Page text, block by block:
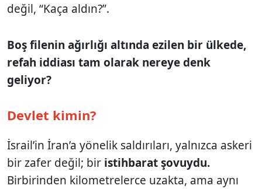
değil, “Kaça aldın?”.
Boş filenin ağırlığı altında ezilen bir ülkede,
refah iddiası tam olarak nereye denk
geliyor?
Devlet kimin?
İsrail’in İran’a yönelik saldırıları, yalnızca askeri
bir zafer değil; bir istihbarat şovuydu.
Birbirinden kilometrelerce uzakta, ama aynı